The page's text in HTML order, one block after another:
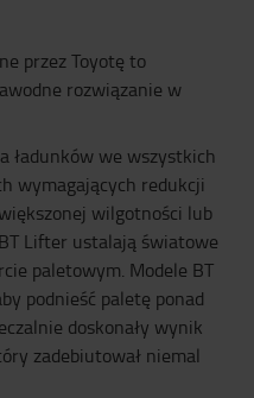
przez Toyotę to
rozwiązanie w
ładunków we wszystkich
wymagających redukcji
wilgotności lub
Lifter ustalają światowe
paletowym. Modele BT
podnieść paletę ponad
doskonały wynik
zadebiutował niemal